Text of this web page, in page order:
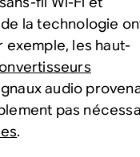
de la technologie
exemple, les haut-
audio
pas
.